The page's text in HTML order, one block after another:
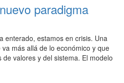
paradigma
enterado, estamos en crisis. Una
más allá de lo económico y que
de valores y del sistema. El modelo